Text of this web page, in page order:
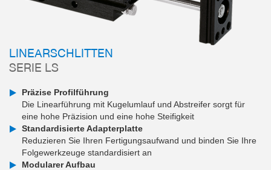
LINEARSCHLITTEN
SERIE LS
Präzise Profilführung
Die Linearführung mit Kugelumlauf und Abstreifer sorgt für
eine hohe Präzision und eine hohe Steifigkeit
Standardisierte Adapterplatte
Reduzieren Sie Ihren Fertigungsaufwand und binden Sie Ihre
Folgewerkzeuge standardisiert an
Modularer Aufbau